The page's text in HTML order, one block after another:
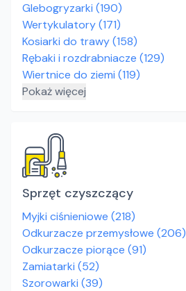
Glebogryzarki (190)
Wertykulatory(171)
Kosiarki do trawy(158)
Rębaki i rozdrabniacze (129)
Wiertnice do ziemi (119)
Pokaż więcej
Sprzęt czyszczący
Myjki ciśnieniowe (218)
Odkurzacze przemysłowe (206)
Odkurzacze piorące (91)
Zamiatarki (52)
Szorowarki (39)